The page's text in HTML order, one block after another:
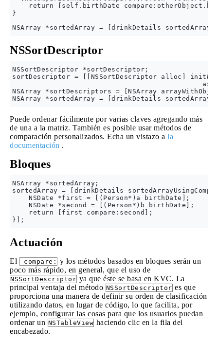
return [self.birthDate
}
NSSortDescriptor
NSSortDescriptor *sortDescriptor;
sortDescriptor = [[NSSortDescriptor alloc]
NSArray *sortDescriptors = [NSArray
Puede ordenar fácilmente por varias claves agregando más
de una a la matriz. También es posible usar métodos de
comparación personalizados. Echa un vistazo a la
documentación .
Bloques
NSArray *sortedArray;
sortedArray = [drinkDetails
    NSDate *first = [(Person*)a birthDate];
    NSDate *second = [(Person*)b birthDate];
    return [first compare:second];
Actuación
El -compare: y los métodos basados en bloques serán un
poco más rápido, en general, que el uso de
NSSortDescriptor ya que éste se basa en KVC. La
principal ventaja del método NSSortDescriptor es que
proporciona una manera de definir su orden de clasificación
utilizando datos, en lugar de código, lo que facilita, por
ejemplo, configurar las cosas para que los usuarios puedan
ordenar un NSTableView haciendo clic en la fila del
encabezado.